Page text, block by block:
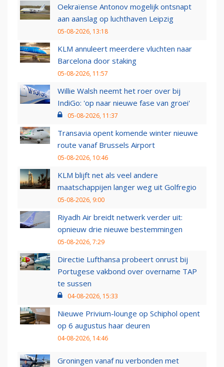
Oekraïense Antonov mogelijk ontsnapt
aan aanslag op luchthaven Leipzig
05-08-2026, 13:18
KLM annuleert meerdere vluchten naar
Barcelona door staking
05-08-2026, 11:57
Willie Walsh neemt het roer over bij
IndiGo: 'op naar nieuwe fase van groei'
05-08-2026, 11:37
Transavia opent komende winter nieuwe
route vanaf Brussels Airport
05-08-2026, 10:46
KLM blijft net als veel andere
maatschappijen langer weg uit Golfregio
05-08-2026, 9:00
Riyadh Air breidt netwerk verder uit:
opnieuw drie nieuwe bestemmingen
05-08-2026, 7:29
Directie Lufthansa probeert onrust bij
Portugese vakbond over overname TAP
te sussen
04-08-2026, 15:33
Nieuwe Privium-lounge op Schiphol opent
op 6 augustus haar deuren
04-08-2026, 14:46
Groningen vanaf nu verbonden met